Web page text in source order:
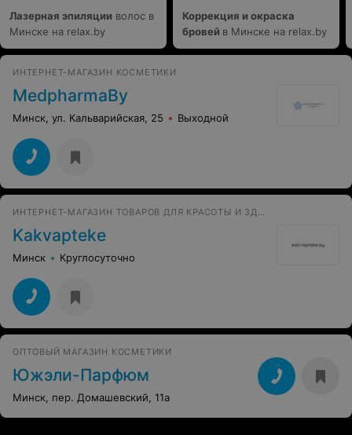
Лазерная эпиляции волос в
Минске на relax.by
Коррекция и окраска
бровей в Минске на relax.by
ИНТЕРНЕТ-МАГАЗИН КОСМЕТИКИ
MedpharmaBy
Минск, ул. Кальварийская, 25 Выходной
ИНТЕРНЕТ-МАГАЗИН ТОВАРОВ ДЛЯ КРАСОТЫ И ЗДОРОВЬЯ
Kakvapteke
Минск Круглосуточно
ОПТОВЫЙ МАГАЗИН КОСМЕТИКИ
Южэли-Парфюм
Минск, пер. Домашевский, 11а